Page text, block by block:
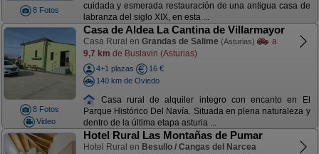
8 Fotos
cuidada y esmerada restauración de una antigua casa de
labranza del siglo XIX, en esta ...
8 Fotos
Video
Casa de Aldea La Cantina de Villarmayor
Casa Rural en Grandas de Salime (Asturias)
a
9,7 km de Buslavin (Asturias)
4+1 plazas
16 €
140 km de Oviedo
Casa rural de alquiler integro con encanto en El
Parque Histórico Del Navía. Situada en plena naturaleza y
dentro de la última etapa asturia ...
Hotel Rural Las Montañas de Pumar
Hotel Rural en Besullo / Cangas del Narcea